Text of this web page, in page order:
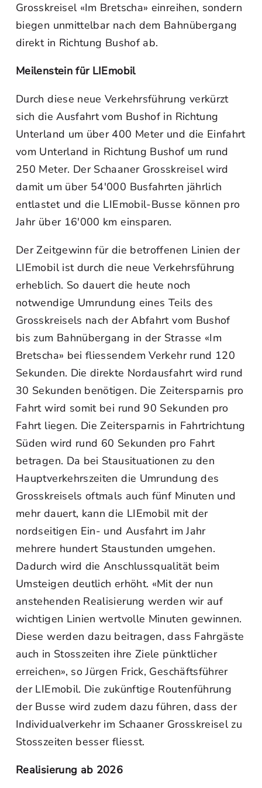
Grosskreisel «Im Bretscha» einreihen, sondern
biegen unmittelbar nach dem Bahnübergang
direkt in Richtung Bushof ab.
Meilenstein für LIEmobil
Durch diese neue Verkehrsführung verkürzt
sich die Ausfahrt vom Bushof in Richtung
Unterland um über 400 Meter und die Einfahrt
vom Unterland in Richtung Bushof um rund
250 Meter. Der Schaaner Grosskreisel wird
damit um über 54'000 Busfahrten jährlich
entlastet und die LIEmobil-Busse können pro
Jahr über 16'000 km einsparen.
Der Zeitgewinn für die betroffenen Linien der
LIEmobil ist durch die neue Verkehrsführung
erheblich. So dauert die heute noch
notwendige Umrundung eines Teils des
Grosskreisels nach der Abfahrt vom Bushof
bis zum Bahnübergang in der Strasse «Im
Bretscha» bei fliessendem Verkehr rund 120
Sekunden. Die direkte Nordausfahrt wird rund
30 Sekunden benötigen. Die Zeitersparnis pro
Fahrt wird somit bei rund 90 Sekunden pro
Fahrt liegen. Die Zeitersparnis in Fahrtrichtung
Süden wird rund 60 Sekunden pro Fahrt
betragen. Da bei Stausituationen zu den
Hauptverkehrszeiten die Umrundung des
Grosskreisels oftmals auch fünf Minuten und
mehr dauert, kann die LIEmobil mit der
nordseitigen Ein- und Ausfahrt im Jahr
mehrere hundert Staustunden umgehen.
Dadurch wird die Anschlussqualität beim
Umsteigen deutlich erhöht. «Mit der nun
anstehenden Realisierung werden wir auf
wichtigen Linien wertvolle Minuten gewinnen.
Diese werden dazu beitragen, dass Fahrgäste
auch in Stosszeiten ihre Ziele pünktlicher
erreichen», so Jürgen Frick, Geschäftsführer
der LIEmobil. Die zukünftige Routenführung
der Busse wird zudem dazu führen, dass der
Individualverkehr im Schaaner Grosskreisel zu
Stosszeiten besser fliesst.
Realisierung ab 2026